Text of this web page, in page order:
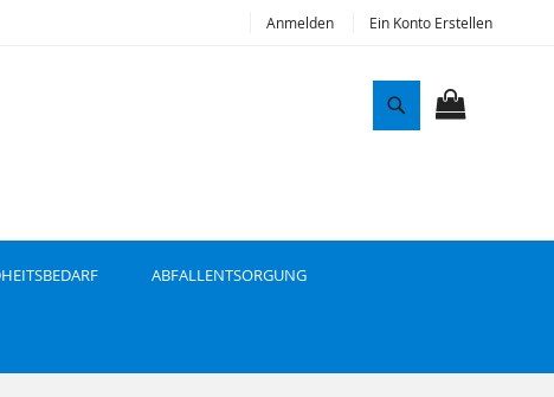
Anmelden Ein Konto Erstellen
S
h
ABFALLENTSORGUNG